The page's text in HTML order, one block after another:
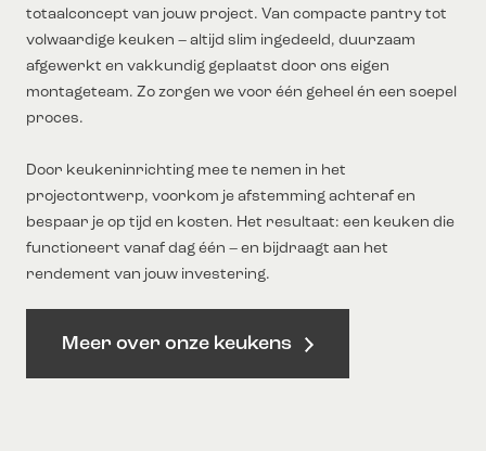
totaalconcept van jouw project. Van compacte pantry tot
volwaardige keuken – altijd slim ingedeeld, duurzaam
afgewerkt en vakkundig geplaatst door ons eigen
montageteam. Zo zorgen we voor één geheel én een soepel
proces.
Door keukeninrichting mee te nemen in het
projectontwerp, voorkom je afstemming achteraf en
bespaar je op tijd en kosten. Het resultaat: een keuken die
functioneert vanaf dag één – en bijdraagt aan het
rendement van jouw investering.
Meer over onze keukens